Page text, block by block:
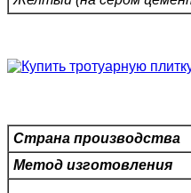
Страна производства
Метод изготовления